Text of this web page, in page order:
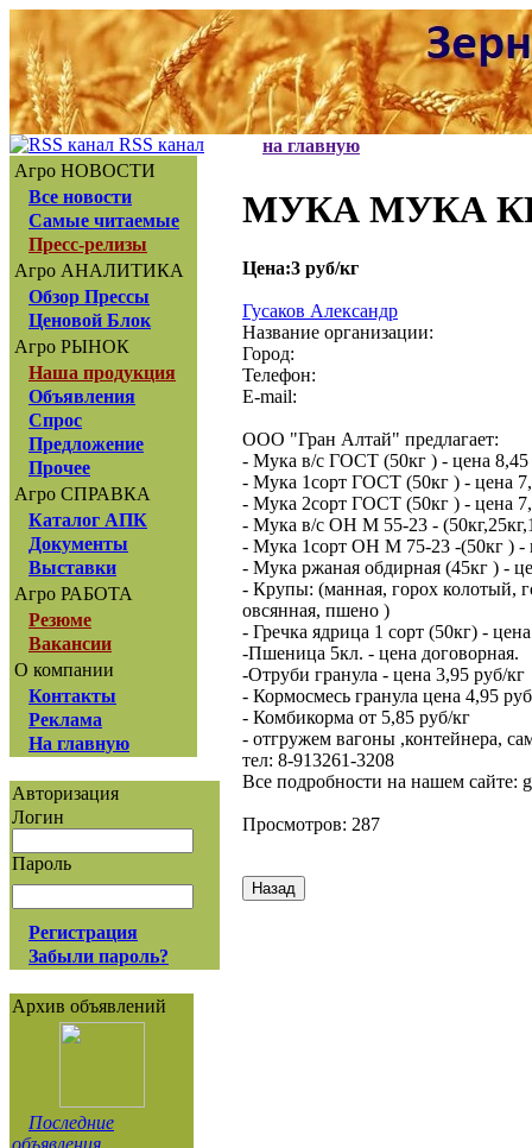
RSS канал
Агро НОВОСТИ
Все новости
Самые читаемые
Пресс-релизы
Агро АНАЛИТИКА
Обзор Прессы
Ценовой Блок
Агро РЫНОК
Наша продукция
Объявления
Спрос
Предложение
Прочее
Агро СПРАВКА
Каталог АПК
Документы
Выставки
Агро РАБОТА
Резюме
Вакансии
О компании
Контакты
Реклама
На главную
Авторизация
Логин
Пароль
Регистрация
Забыли пароль?
Архив объявлений
Последние
объявления
на главную
МУКА МУКА
Цена:3 руб/кг
Гусаков Александр
Название организации:
Город:
Телефон:
E-mail:
ООО "Гран Алтай" предлагает:
- Мука в/с ГОСТ (50кг ) - цена 8,45
- Мука 1сорт ГОСТ (50кг ) - цена
- Мука 2сорт ГОСТ (50кг ) - цена
- Мука в/с ОН М 55-23 -
- Мука 1сорт ОН М 75-23 -(50кг ) -
- Мука ржаная обдирная (45кг ) -
- Крупы: (манная, горох колотый,
овсянная, пшено )
- Гречка ядрица 1 сорт (50кг) -
-Пшеница 5кл. - цена договорная.
-Отруби гранула - цена 3,95 руб/кг
- Кормосмесь гранула цена 4,95
- Комбикорма от 5,85 руб/кг
- отгружем вагоны ,контейнера,
тел: 8-913261-3208
Все подробности на нашем сайте:
Просмотров: 287